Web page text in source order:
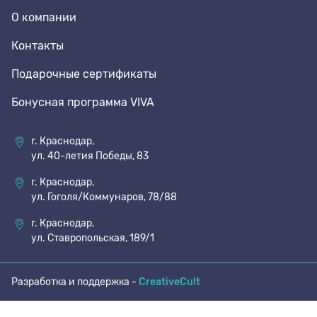
О компании
Контакты
Подарочные сертификаты
Бонусная программа VIVA
г. Краснодар,
ул. 40-летия Победы, 83
г. Краснодар,
ул. Гоголя/Коммунаров, 78/88
г. Краснодар,
ул. Ставропольская, 189/1
Разработка и поддержка - CreativeCult
8 den
Полустельки
Растяжитель и Очиститель
Рожки